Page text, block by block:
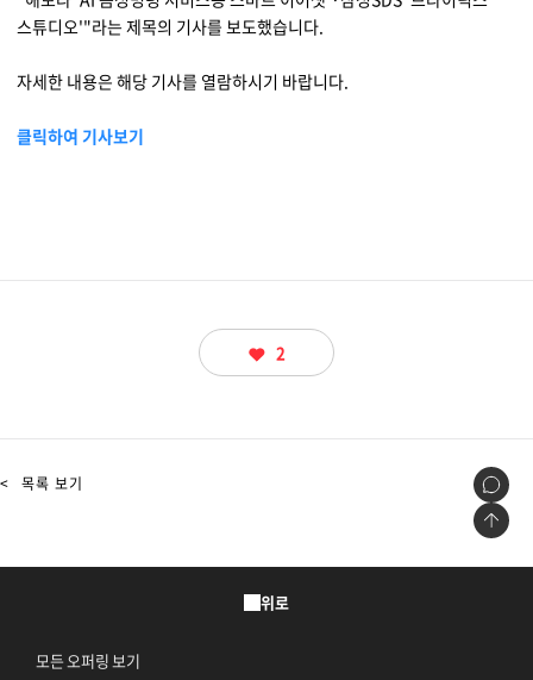
물류 서비스
물류 소개
Cello Square
회사정보
지속가능경영
파트너 지원
스튜디오'"라는 제목의 기사를 보도했습니다.
자세한 내용은 해당 기사를 열람하시기 바랍니다.
클릭하여 기사보기
2
< 목록 보기
위로
모든 오퍼링 보기